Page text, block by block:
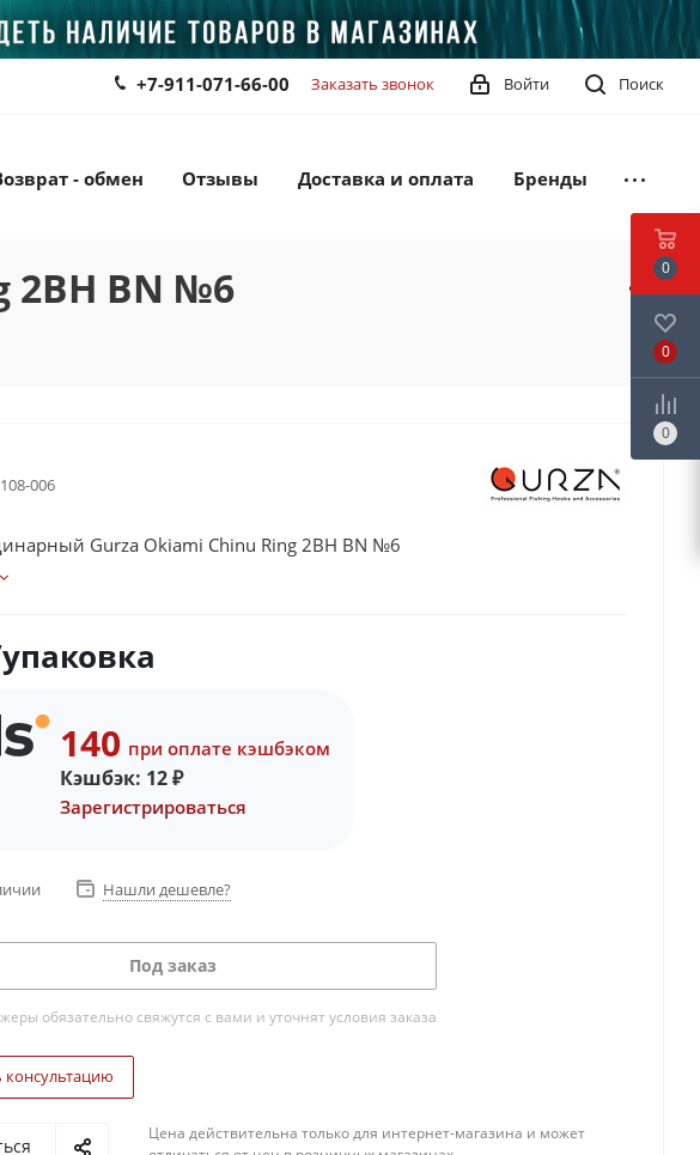
Поиск
Войти
+7-911-071-66-00 Заказать звонок
- обмен Отзывы Доставка и оплата Бренды
2BH BN №6
006
Gurza Okiami Chinu Ring 2BH BN №6
140 при оплате кэшбэком
Кэшбэк: 12₽
Зарегистрироваться
Нашли дешевле?
Под заказ
обязательно свяжутся с вами и уточнят условия заказа
консультацию
Цена действительна только для интернет-магазина и может
0
0
0